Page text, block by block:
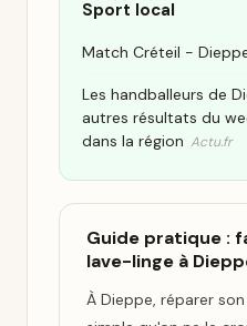
Sport local
Match Créteil -
Les handballeurs de
autres résultats du
dans la région Actu.fr
Guide pratique :
lave-linge à
À Dieppe, réparer